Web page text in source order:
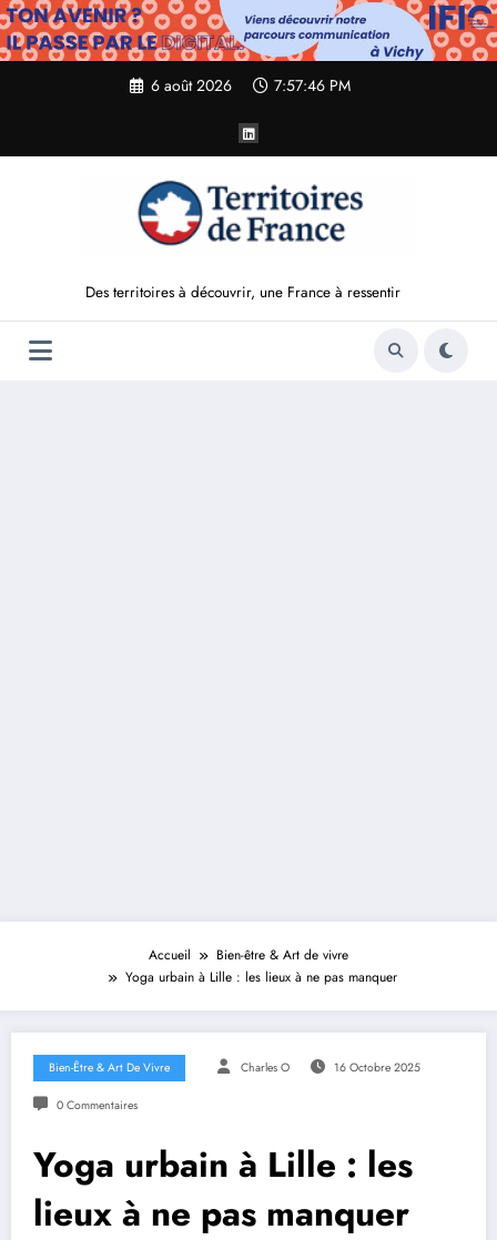
Aller
au
contenu
6 août 2026 7:57:47 PM
Des territoires à découvrir, une France à ressentir
Accueil
Bien-être & Art de vivre
Yoga urbain à Lille : les lieux à ne pas manquer
Bien-Être & Art De Vivre Charles O 16 Octobre 2025
0 Commentaires
Yoga urbain à Lille : les
lieux à ne pas manquer